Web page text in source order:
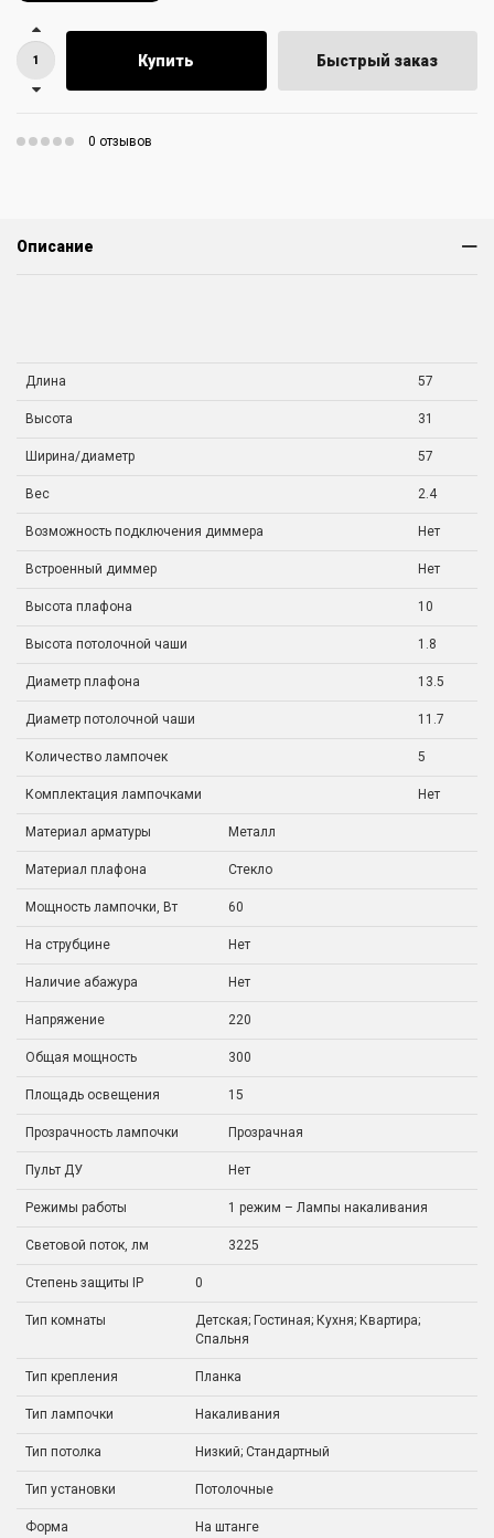
Купить Быстрый заказ
0 отзывов
Описание
Длина 57
Высота 31
Ширина/диаметр 57
Вес 2.4
Возможность подключения диммера Нет
Встроенный диммер Нет
Высота плафона 10
Высота потолочной чаши 1.8
Диаметр плафона 13.5
Диаметр потолочной чаши 11.7
Количество лампочек 5
Комплектация лампочками Нет
Материал арматуры Металл
Материал плафона Стекло
Мощность лампочки, Вт 60
На струбцине Нет
Наличие абажура Нет
Напряжение 220
Общая мощность 300
Площадь освещения 15
Прозрачность лампочки Прозрачная
Пульт ДУ Нет
Режимы работы 1 режим – Лампы накаливания
Световой поток, лм 3225
Степень защиты IP 0
Тип комнаты
Детская; Гостиная; Кухня; Квартира;
Спальня
Тип крепления Планка
Тип лампочки Накаливания
Тип потолка Низкий; Стандартный
Тип установки Потолочные
Форма На штанге